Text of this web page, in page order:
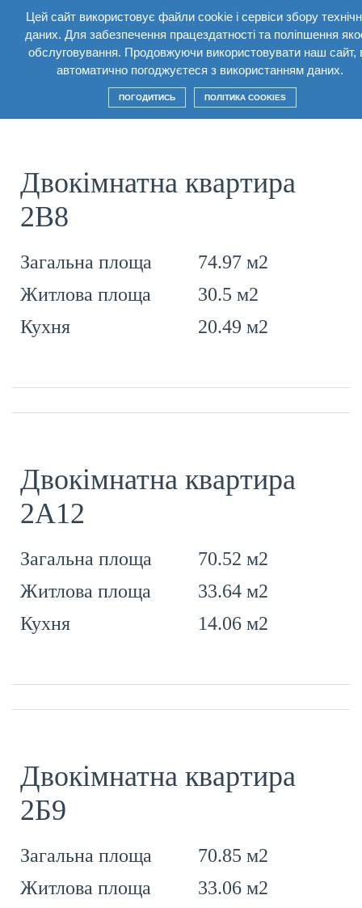
Цей сайт використовує файли cookie і сервіси збору
даних. Для забезпечення працездатності та поліпшення
обслуговування. Продовжуючи використовувати наш сайт,
автоматично погоджуєтеся з використанням даних.
ПОГОДИТИСЬ ПОЛІТИКА COOKIES
UA
Повернутися
Двокімнатна квартира
2В8
Загальна площа
74.97 м2
Житлова площа
30.5 м2
Кухня
20.49 м2
Двокімнатна квартира
2А12
Загальна площа
70.52 м2
Житлова площа
33.64 м2
Кухня
14.06 м2
Двокімнатна квартира
2Б9
Загальна площа
70.85 м2
Житлова площа
33.06 м2